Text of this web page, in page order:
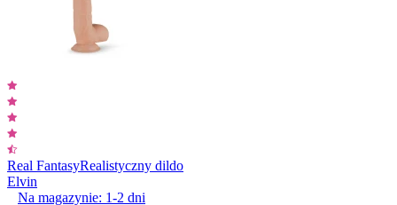
Real FantasyRealistyczny dildo
Elvin
Na magazynie: 1-2 dni